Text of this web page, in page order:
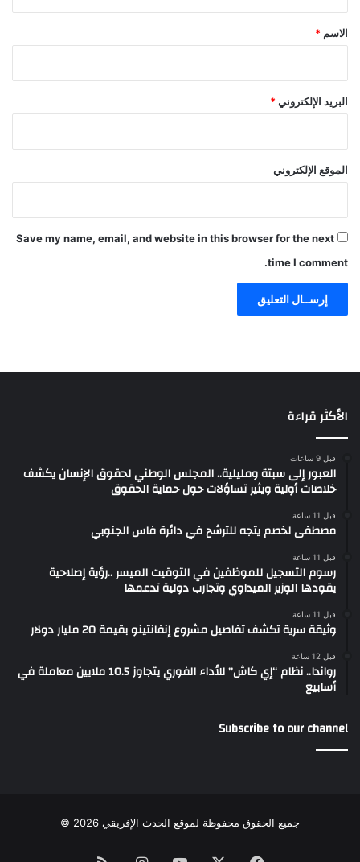
*
الاسم *
البريد الإلكتروني*
الموقع الإلكتروني
Save my name, email, and website in this browser for the next
time I comment.
الأكثر قراءة
قبل 9 ساعات
العبور إلى سبتة ومليلية.. المجلس الوطني لحقوق الإنسان يكشف
خلاصات أولية ويثير تساؤلات حول حماية الحقوق
قبل 11 ساعة
مصطفى لخصم يتجه للترشح في دائرة فاس الجنوبي
قبل 11 ساعة
رسوم التسجيل للموظفين في التوقيت الميسر ..رؤية إصلاحية
يقودها الوزير الميداوي وتجارب دولية تدعمها
قبل 11 ساعة
وثيقة سرية تكشف تفاصيل مشروع إنفانتينو بقيمة 20 مليار دولار
قبل 12 ساعة
رواندا.. نظام “إي كاش” للأداء الفوري يتجاوز 10.5 ملايين معاملة في
أسابيع
Subscribe to our channel
جميع الحقوق محفوظة لموقع الحدث الإفريقي 2026 ©